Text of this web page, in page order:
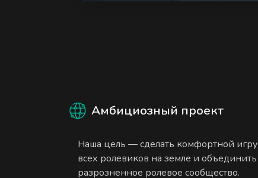
Амбициозный проект
Наша цель — сделать комфортной игру
всех ролевиков на земле и объединить
разрозненное ролевое сообщество.